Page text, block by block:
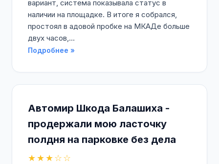
вариант, система показывала статус в
наличии на площадке. В итоге я собрался,
простоял в адовой пробке на МКАДе больше
двух часов,...
Подробнее »
Автомир Шкода Балашиха -
продержали мою ласточку
полдня на парковке без дела
★★★☆☆